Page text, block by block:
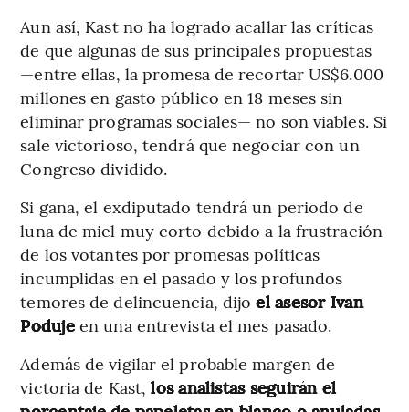
Aun así, Kast no ha logrado acallar las críticas
de que algunas de sus principales propuestas
—entre ellas, la promesa de recortar US$6.000
millones en gasto público en 18 meses sin
eliminar programas sociales— no son viables. Si
sale victorioso, tendrá que negociar con un
Congreso dividido.
Si gana, el exdiputado tendrá un periodo de
luna de miel muy corto debido a la frustración
de los votantes por promesas políticas
incumplidas en el pasado y los profundos
temores de delincuencia, dijoel asesor Ivan
Podujeen una entrevista el mes pasado.
Además de vigilar el probable margen de
victoria de Kast, los analistas seguirán el